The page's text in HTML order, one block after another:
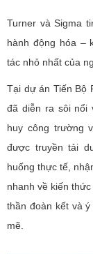
Turner và Sigma
hành động hóa –
tác nhỏ nhất của
Tại dự án Tiến Bộ
đã diễn ra sôi nổi
huy công trường
được truyền tải
huống thực tế,
nhanh về kiến
thần đoàn kết và
mẽ.